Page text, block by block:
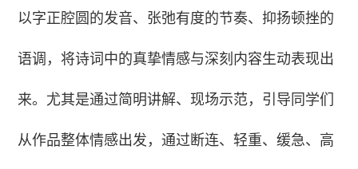
以字正腔圆的发音、张弛有度的节奏、抑扬顿挫的
语调，将诗词中的真挚情感与深刻内容生动表现出
来。尤其是通过简明讲解、现场示范，引导同学们
从作品整体情感出发，通过断连、轻重、缓急、高